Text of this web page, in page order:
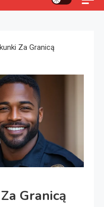
Za Granicą
Granicą